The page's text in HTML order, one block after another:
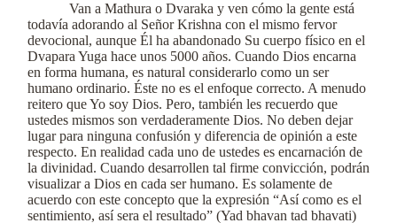
Van a Mathura o Dvaraka y ven cómo la gente está
todavía adorando al Señor Krishna con el mismo fervor
devocional, aunque Él ha abandonado Su cuerpo físico en el
Dvapara Yuga hace unos 5000 años. Cuando Dios encarna
en forma humana, es natural considerarlo como un ser
humano ordinario. Éste no es el enfoque correcto. A menudo
reitero que Yo soy Dios. Pero, también les recuerdo que
ustedes mismos son verdaderamente Dios. No deben dejar
lugar para ninguna confusión y diferencia de opinión a este
respecto. En realidad cada uno de ustedes es encarnación de
la divinidad. Cuando desarrollen tal firme convicción, podrán
visualizar a Dios en cada ser humano. Es solamente de
acuerdo con este concepto que la expresión “Así como es el
sentimiento, así sera el resultado” (Yad bhavan tad bhavati)